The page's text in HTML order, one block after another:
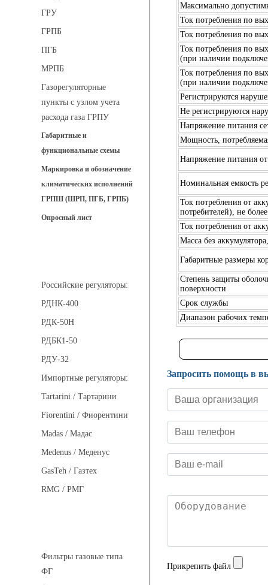
ГРУ
ГРПБ
ПГБ
МРПБ
Газорегуляторные
пункты с узлом учета
расхода газа ГРПУ
Габаритные и
функциональные схемы
Маркировка и обозначение
климатических исполнений
ГРПШ (ШРП, ПГБ, ГРПБ)
Опросный лист
Российские регуляторы:
РДНК-400
РДК-50Н
РДБК1-50
РДУ-32
Импортные регуляторы:
Tartarini / Тартарини
Fiorentini / Фиорентини
Madas / Мадас
Medenus / Меденус
GasTeh / Газтех
RMG / РМГ
Фильтры газовые типа
ФГ
Максимально
Ток потребления по
Ток потребления по
Ток потребления по
(при наличии
Ток потребления по
(при наличии
Регистрируются
Не регистрируются
Напряжение питания
Мощность,
Напряжение питания от
Номинальная емкость
Ток потребления от
потребителей), не более
Ток потребления от
Масса без
Габаритные размеры
Степень защиты
поверхности
Срок службы
Диапазон рабочих
Запросить помощь в
Прикрепить файл